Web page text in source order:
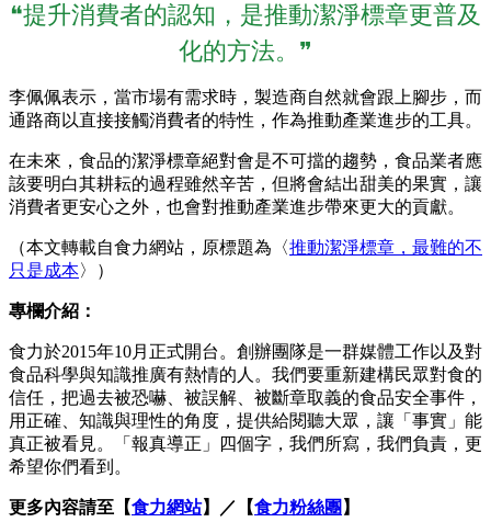
❝提升消費者的認知，是推動潔淨標章更普及
化的方法。❞
李佩佩表示，當市場有需求時，製造商自然就會跟上腳步，而
通路商以直接接觸消費者的特性，作為推動產業進步的工具。
在未來，食品的潔淨標章絕對會是不可擋的趨勢，食品業者應
該要明白其耕耘的過程雖然辛苦，但將會結出甜美的果實，讓
消費者更安心之外，也會對推動產業進步帶來更大的貢獻。
（本文轉載自食力網站，原標題為〈推動潔淨標章，最難的不
只是成本〉）
專欄介紹：
食力於2015年10月正式開台。創辦團隊是一群媒體工作以及對
食品科學與知識推廣有熱情的人。我們要重新建構民眾對食的
信任，把過去被恐嚇、被誤解、被斷章取義的食品安全事件，
用正確、知識與理性的角度，提供給閱聽大眾，讓「事實」能
真正被看見。「報真導正」四個字，我們所寫，我們負責，更
希望你們看到。
更多內容請至【食力網站】／【食力粉絲團 】